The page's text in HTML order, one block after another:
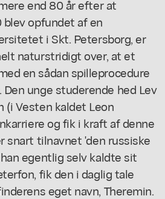
end 80 år efter at
opfundet af en
i Skt. Petersborg, er
naturstridigt over, at et
en sådan spilleprocedure
unge studerende hed Lev
(i Vesten kaldet Leon
og fik i kraft af denne
snart tilnavnet 'den russiske
egentlig selv kaldte sit
fik den i daglig tale
eget navn, Theremin.